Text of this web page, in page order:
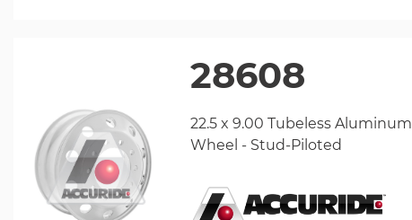
28608
22.5 x 9.00 Tubeless Aluminum
Wheel - Stud-Piloted